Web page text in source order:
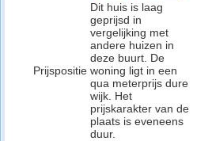
Prijspositie
Dit huis is laag
geprijsd in
vergelijking met
andere huizen in
deze buurt. De
woning ligt in een
qua meterprijs dure
wijk. Het
prijskarakter van de
plaats is eveneens
duur.